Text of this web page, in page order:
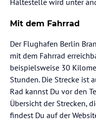
Haltestelle wird unter
Mit dem Fahrrad
Der Flughafen Berlin
mit dem Fahrrad
beispielsweise 30
Stunden. Die Strecke ist
Rad kannst Du vor den
Übersicht der Strecken,
findest Du auf der